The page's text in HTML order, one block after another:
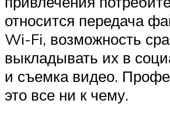
относится передача
Wi-Fi, возможность
выкладывать их в
и съемка видео.
это все ни к чему.